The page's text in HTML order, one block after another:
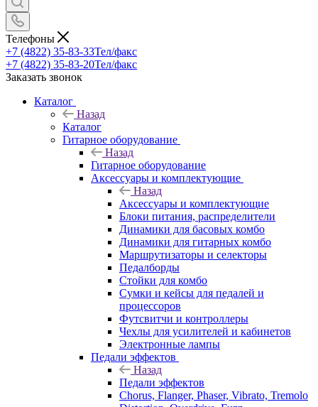
Телефоны
+7 (4822) 35-83-33Тел/факс
+7 (4822) 35-83-20Тел/факс
Заказать звонок
Каталог
Назад
Каталог
Гитарное оборудование
Назад
Гитарное оборудование
Аксессуары и комплектующие
Назад
Аксессуары и комплектующие
Блоки питания, распределители
Динамики для басовых комбо
Динамики для гитарных комбо
Маршрутизаторы и селекторы
Педалборды
Стойки для комбо
Сумки и кейсы для педалей и
процессоров
Футсвитчи и контроллеры
Чехлы для усилителей и кабинетов
Электронные лампы
Педали эффектов
Назад
Педали эффектов
Chorus, Flanger, Phaser, Vibrato, Tremolo